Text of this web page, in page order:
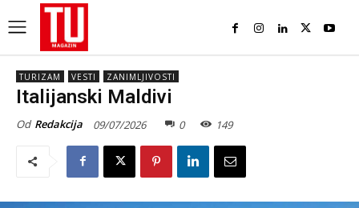
TURIZAM VESTI ZANIMLJIVOSTI
Italijanski Maldivi
Od Redakcija 09/07/2026 0 149